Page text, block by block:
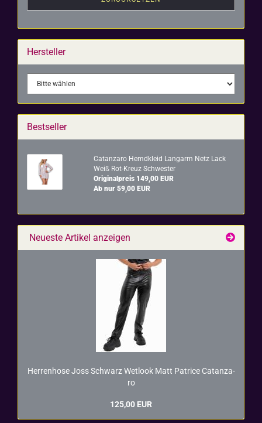
Hersteller
Bestseller
Ca­t­an­za­ro Hemd­kleid Lang­arm Netz Lack
Weiß Rot-​Kreuz Schwes­ter
Originalpreis 149,00 EUR
Ab nur 59,00 EUR
Neueste Artikel anzeigen
Her­ren­ho­se Joss Schwarz Wet­look Matt Pa­tri­ce Ca­t­an­za­
ro
125,00 EUR